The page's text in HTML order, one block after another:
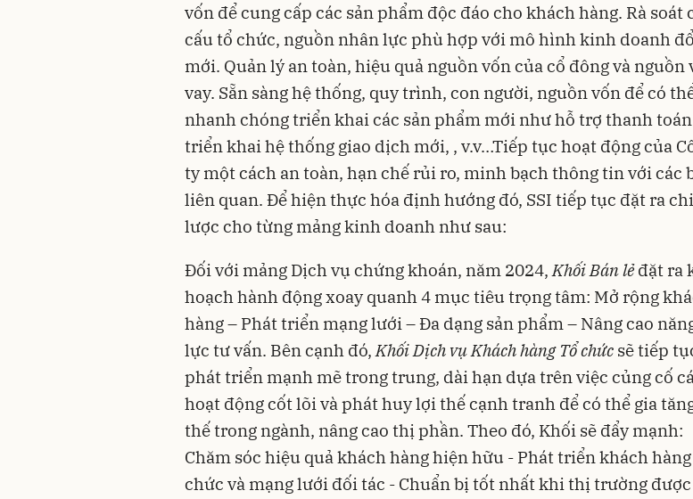
vốn để cung cấp các sản phẩm độc đáo cho khách hàng. Rà soát
cấu tổ chức, nguồn nhân lực phù hợp với mô hình kinh doanh
mới. Quản lý an toàn, hiệu quả nguồn vốn của cổ đông và nguồn
vay. Sẵn sàng hệ thống, quy trình, con người, nguồn vốn để có
nhanh chóng triển khai các sản phẩm mới như hỗ trợ thanh
triển khai hệ thống giao dịch mới, , v.v…Tiếp tục hoạt động của
ty một cách an toàn, hạn chế rủi ro, minh bạch thông tin với các
liên quan. Để hiện thực hóa định hướng đó, SSI tiếp tục đặt ra
lược cho từng mảng kinh doanh như sau:
Đối với mảng Dịch vụ chứng khoán, năm 2024,KhốiBán lẻđặt ra
hoạch hành động xoay quanh 4 mục tiêu trọng tâm: Mở rộng
hàng – Phát triển mạng lưới – Đa dạng sản phẩm – Nâng cao
lực tư vấn. Bên cạnh đó,Khối Dịch vụ Khách hàng Tổ chức sẽ tiếp
phát triển mạnh mẽ trong trung, dài hạn dựa trên việc củng cố
hoạt động cốt lõi và phát huy lợi thế cạnh tranh để có thể gia
thế trong ngành, nâng cao thị phần. Theo đó, Khối sẽ đẩy mạnh:
Chăm sóc hiệu quả khách hàng hiện hữu - Phát triển khách
chức và mạng lưới đối tác - Chuẩn bị tốt nhất khi thị trường được